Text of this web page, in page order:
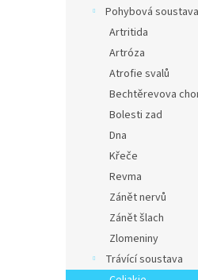
Pohybová soustava
Artritida
Artróza
Atrofie svalů
Bechtěrevova
Bolesti zad
Dna
Křeče
Revma
Zánět nervů
Zánět šlach
Zlomeniny
Trávící soustava